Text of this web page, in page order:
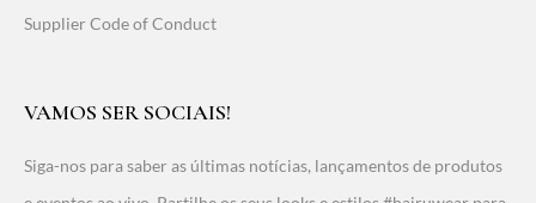
Supplier Code of Conduct
VAMOS SER SOCIAIS!
Siga-nos para saber as últimas notícias, lançamentos de produtos